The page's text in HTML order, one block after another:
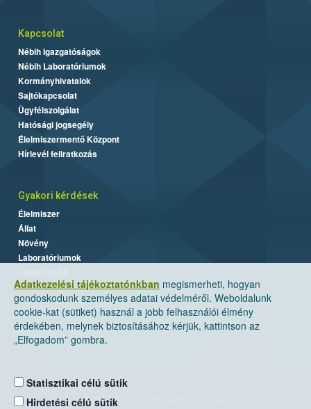
Adatkezelési tájékoztatónkban megismerheti, hogyan
gondoskodunk személyes adatai védelméről. Weboldalunk
cookie-kat (sütiket) használ a jobb felhasználói élmény
érdekében, melynek biztosításához kérjük, kattintson az
„Elfogadom” gombra.
Statisztikai célú sütik
Hirdetési célú sütik
Kapcsolat
Nébih Igazgatóságok
Nébih Laboratóriumok
Kormányhivatalok
Sajtókapcsolat
Ügyfélszolgálat
Hatósági jogsegély
Élelmiszermentő Központ
Hírlevél feliratkozás
Gyakori kérdések
Élelmiszer
Állat
Növény
Laboratóriumok
Nemzeti Élelmiszerlánc-biztonsági Hivatal